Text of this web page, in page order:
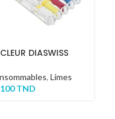
DIASWISS
, Limes
TND